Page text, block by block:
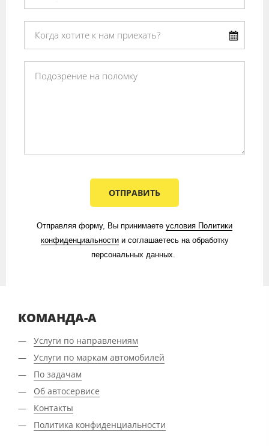
ОТПРАВИТЬ
Отправляя форму, Вы принимаете условия Политики
конфиденциальности​​​​​​ и соглашаетесь на обработку
персональных данных.​ ​​
КОМАНДА-А
Услуги по направлениям
Услуги по маркам автомобилей
По задачам
Об автосервисе
Контакты
Политика конфиденциальности